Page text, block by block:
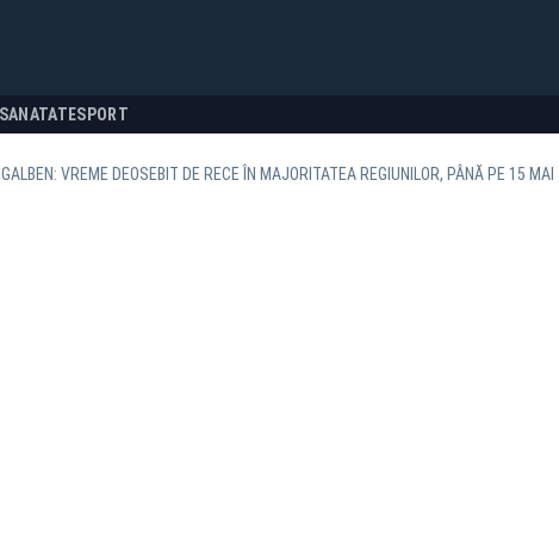
SANATATESPORT
VREME DEOSEBIT DE RECE ÎN MAJORITATEA REGIUNILOR, PÂNĂ PE 15 MAI